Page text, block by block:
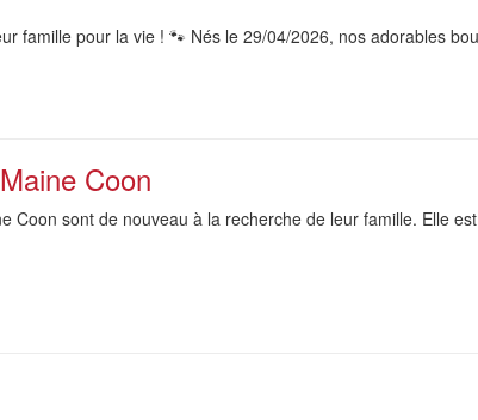
famille pour la vie ! 🐾 Nés le 29/04/2026, nos adorables
Coon
Coon sont de nouveau à la recherche de leur famille. Elle